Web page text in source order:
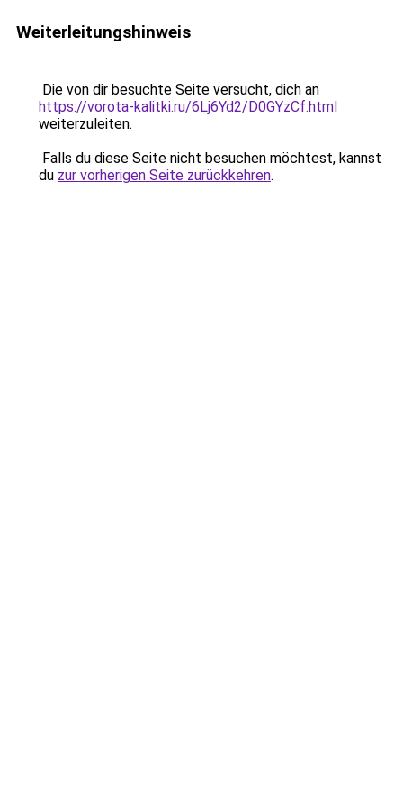
Weiterleitungshinweis
Die von dir besuchte Seite versucht, dich an
https://vorota-kalitki.ru/6Lj6Yd2/D0GYzCf.html
weiterzuleiten.
Falls du diese Seite nicht besuchen möchtest, kannst
du zur vorherigen Seite zurückkehren.